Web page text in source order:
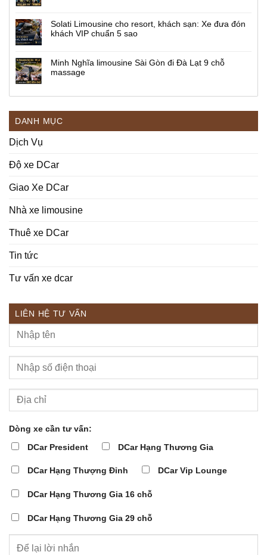
Solati Limousine cho resort, khách sạn: Xe đưa đón
khách VIP chuẩn 5 sao
Minh Nghĩa limousine Sài Gòn đi Đà Lạt 9 chỗ
massage
DANH MỤC
Dịch Vụ
Độ xe DCar
Giao Xe DCar
Nhà xe limousine
Thuê xe DCar
Tin tức
Tư vấn xe dcar
LIÊN HỆ TƯ VẤN
Dòng xe cần tư vấn:
DCar President
DCar Hạng Thương Gia
DCar Hạng Thượng Đỉnh DCar Vip Lounge
DCar Hạng Thương Gia 16 chỗ
DCar Hạng Thương Gia 29 chỗ